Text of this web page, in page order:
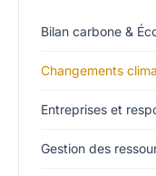
Bilan carbone &
Changements
Entreprises et
Gestion des